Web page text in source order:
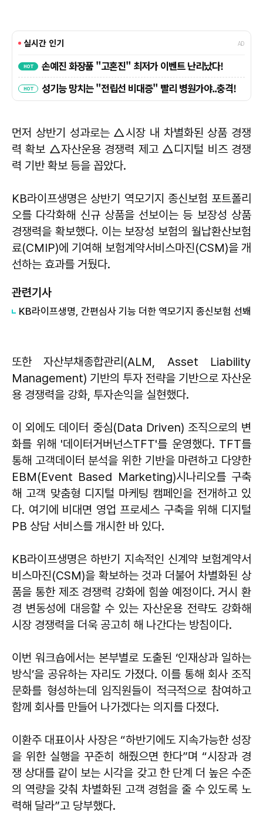
먼저 상반기 성과로는 △시장 내 차별화된 상품 경쟁
력 확보 △자산운용 경쟁력 제고 △디지털 비즈 경쟁
력 기반 확보 등을 꼽았다.
KB라이프생명은 상반기 역모기지 종신보험 포트폴리
오를 다각화해 신규 상품을 선보이는 등 보장성 상품
경쟁력을 확보했다. 이는 보장성 보험의 월납환산보험
료(CMIP)에 기여해 보험계약서비스마진(CSM)을 개
선하는 효과를 거뒀다.
관련기사
KB라이프생명, 간편심사 기능 더한 역모기지 종신보험 선봬
또한 자산부채종합관리(ALM, Asset Liability
Management) 기반의 투자 전략을 기반으로 자산운
용 경쟁력을 강화, 투자손익을 실현했다.
이 외에도 데이터 중심(Data Driven) 조직으로의 변
화를 위해 '데이터거버넌스TFT'를 운영했다. TFT를
통해 고객데이터 분석을 위한 기반을 마련하고 다양한
EBM(Event Based Marketing)시나리오를 구축
해 고객 맞춤형 디지털 마케팅 캠페인을 전개하고 있
다. 여기에 비대면 영업 프로세스 구축을 위해 디지털
PB 상담 서비스를 개시한 바 있다.
KB라이프생명은 하반기 지속적인 신계약 보험계약서
비스마진(CSM)을 확보하는 것과 더불어 차별화된 상
품을 통한 제조 경쟁력 강화에 힘쓸 예정이다. 거시 환
경 변동성에 대응할 수 있는 자산운용 전략도 강화해
시장 경쟁력을 더욱 공고히 해 나간다는 방침이다.
이번 워크숍에서는 본부별로 도출된 ‘인재상과 일하는
방식’을 공유하는 자리도 가졌다. 이를 통해 회사 조직
문화를 형성하는데 임직원들이 적극적으로 참여하고
함께 회사를 만들어 나가겠다는 의지를 다졌다.
이환주 대표이사 사장은 “하반기에도 지속가능한 성장
을 위한 실행을 꾸준히 해줬으면 한다”며 “시장과 경
쟁 상대를 같이 보는 시각을 갖고 한 단계 더 높은 수준
의 역량을 갖춰 차별화된 고객 경험을 줄 수 있도록 노
력해 달라”고 당부했다.